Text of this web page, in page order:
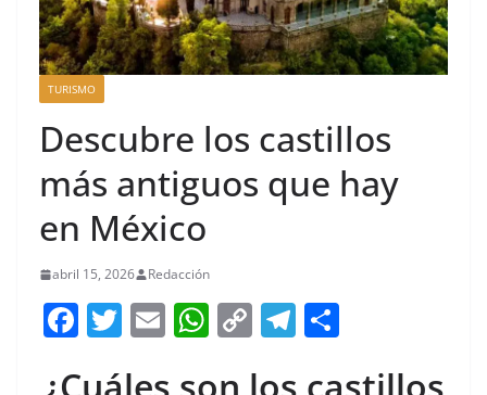
TURISMO
Descubre los castillos
más antiguos que hay
en México
abril 15, 2026 Redacción
F T E W C T